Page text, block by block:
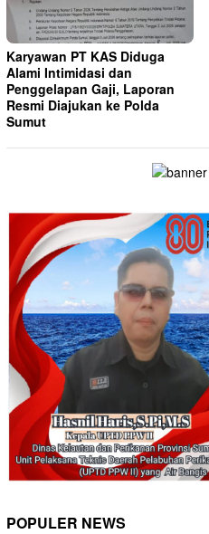
Karyawan PT KAS Diduga
Alami Intimidasi dan
Penggelapan Gaji, Laporan
Resmi Diajukan ke Polda
Sumut
POPULER NEWS